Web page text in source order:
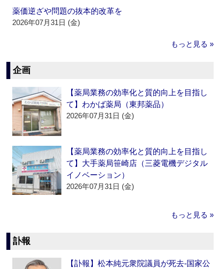
薬価逆ざや問題の抜本的改革を
2026年07月31日 (金)
もっと見る »
企画
【薬局業務の効率化と質的向上を目指し
て】わかば薬局（東邦薬品）
2026年07月31日 (金)
【薬局業務の効率化と質的向上を目指し
て】大手薬局笹崎店（三菱電機デジタル
イノベーション）
2026年07月31日 (金)
もっと見る »
訃報
【訃報】松本純元衆院議員が死去‐国家公